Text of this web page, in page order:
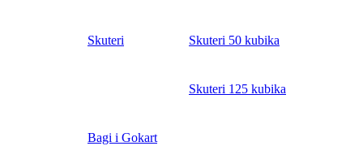
Skuteri Skuteri 50 kubika
Skuteri 125 kubika
Bagi i Gokart